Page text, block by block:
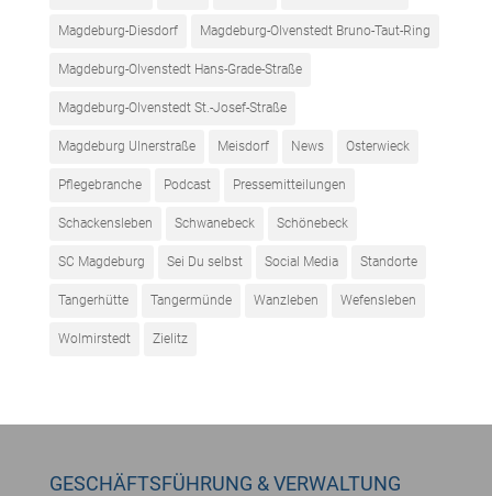
Magdeburg-Diesdorf Magdeburg-Olvenstedt Bruno-Taut-Ring
Magdeburg-Olvenstedt Hans-Grade-Straße
Magdeburg-Olvenstedt St.-Josef-Straße
Magdeburg Ulnerstraße Meisdorf News Osterwieck
Pflegebranche Podcast Pressemitteilungen
Schackensleben Schwanebeck Schönebeck
SC Magdeburg Sei Du selbst Social Media Standorte
Tangerhütte Tangermünde Wanzleben Wefensleben
Wolmirstedt Zielitz
GESCHÄFTSFÜHRUNG & VERWALTUNG